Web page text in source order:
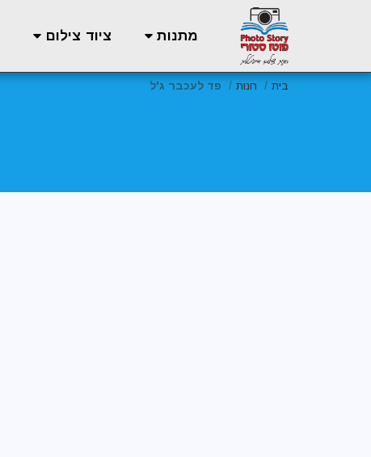
מתנות ציוד צילום
בית חנות פד לעכבר ג'ל